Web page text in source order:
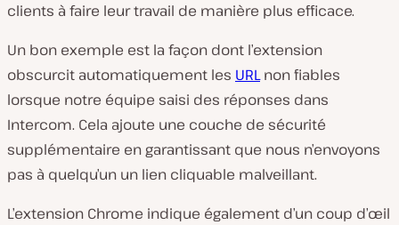
clients à faire leur travail de manière plus efficace.
Un bon exemple est la façon dont l’extension
obscurcit automatiquement les URLnon fiables
lorsque notre équipe saisi des réponses dans
Intercom. Cela ajoute une couche de sécurité
supplémentaire en garantissant que nous n’envoyons
pas à quelqu’un un lien cliquable malveillant.
L’extension Chrome indique également d’un coup d’œil